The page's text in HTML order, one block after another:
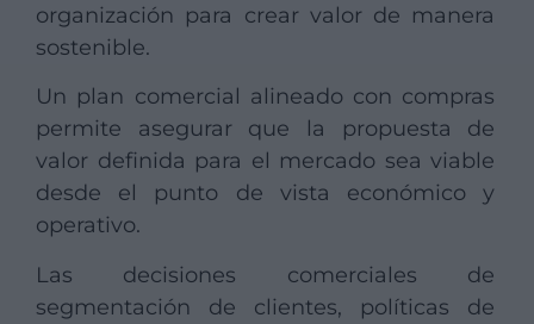
organización para crear valor de manera
sostenible.
Un plan comercial alineado con compras
permite asegurar que la propuesta de
valor definida para el mercado sea viable
desde el punto de vista económico y
operativo.
Las decisiones comerciales de
segmentación de clientes, políticas de